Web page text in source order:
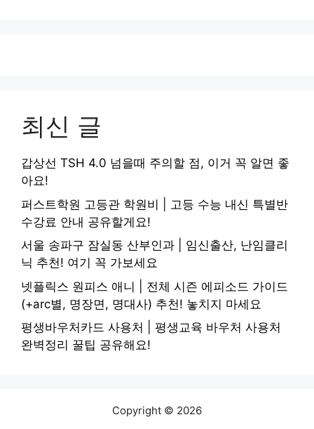
최신 글
갑상선 TSH 4.0 넘을때 주의할 점, 이거 꼭 알면 좋
아요!
퍼스트학원 고등관 학원비 | 고등 수능 내신 특별반
수강료 안내 공유할게요!
서울 송파구 잠실동 산부인과 | 임신출산, 난임클리
닉 추천! 여기 꼭 가보세요
넷플릭스 원피스 애니 | 전체 시즌 에피소드 가이드
(+arc별, 명장면, 명대사) 추천! 놓치지 마세요
평생바우처카드 사용처 | 평생교육 바우처 사용처
완벽정리 꿀팁 공유해요!
Copyright © 2026